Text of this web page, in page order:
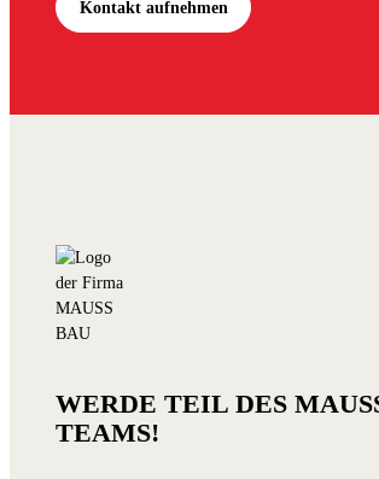
Kontakt aufnehmen
WERDE TEIL DES
TEAMS!